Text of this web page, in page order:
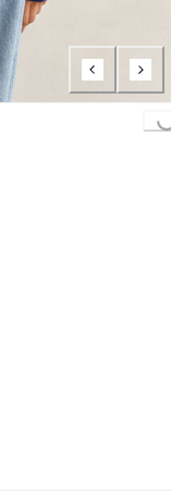
Loading...